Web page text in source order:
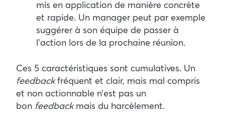
mis en application de manière concrète
et rapide. Un manager peut par exemple
suggérer à son équipe de passer à
l’action lors de la prochaine réunion.
Ces 5 caractéristiques sont cumulatives. Un
feedbackfréquent et clair, mais mal compris
et non actionnable n’est pas un
bon feedbackmais du harcèlement.